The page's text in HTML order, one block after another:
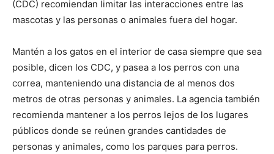
(CDC) recomiendan limitar las interacciones entre las
mascotas y las personas o animales fuera del hogar.
Mantén a los gatos en el interior de casa siempre que sea
posible, dicen los CDC, y pasea a los perros con una
correa, manteniendo una distancia de al menos dos
metros de otras personas y animales. La agencia también
recomienda mantener a los perros lejos de los lugares
públicos donde se reúnen grandes cantidades de
personas y animales, como los parques para perros.